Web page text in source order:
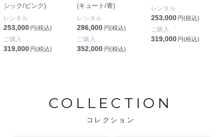
シック/ピンク)
レンタル
253,000 円(税込)
ご購入
319,000 円(税込)
(キュート/青)
レンタル
286,000 円(税込)
ご購入
352,000 円(税込)
レンタル
253,000 円(税込)
ご購入
319,000 円(税込)
COLLECTION
コレクション